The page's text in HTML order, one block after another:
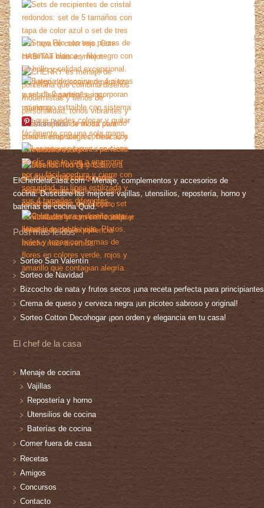
More Pins
ElChefdelaCasa.com - Menaje, complementos y accesorios de
cocina. Descubre las mejores vajillas, utensilios, repostería, horno y
baterías de cocina Quid.
Post más leídos
Sorteo San Valentín
Sorteo de Navidad
Bizcocho de nata y frutos secos ¡una receta perfecta para
Crema de queso y cerveza negra ¡un picoteo sabroso y original!
Sorteo Cotton Decohogar ¡pon orden y elegancia en tu casa!
El chef de la casa
Menaje de cocina
Vajillas
Repostería y horno
Utensilios de cocina
Baterías de cocina
Comer fuera de casa
Recetas
Amigos
Concursos
Contacto